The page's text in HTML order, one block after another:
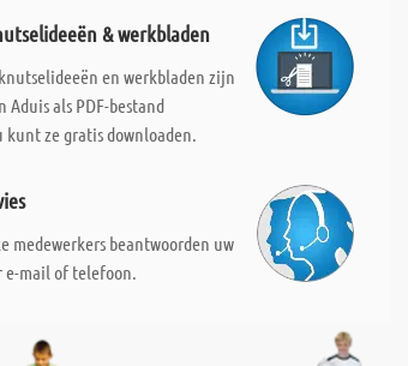
& werkbladen
en werkbladen zijn
Aduis als PDF-bestand
kunt ze gratis downloaden.
medewerkers beantwoorden uw
e-mail of telefoon.